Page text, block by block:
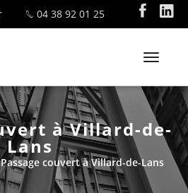
04 38 92 01 25
T
g
g
n
a
à Villard-de-
Lans
couvert à Villard-de-Lans